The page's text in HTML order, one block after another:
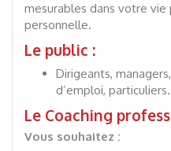
mesurables dans votre
personnelle.
Le public :
Dirigeants,
d’emploi,
Le Coaching
Vous souhaitez :